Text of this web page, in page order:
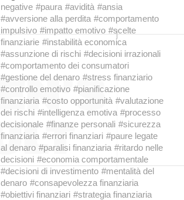
negative #paura #avidità #ansia
#avversione alla perdita #comportamento
impulsivo #impatto emotivo #scelte
finanziarie #instabilità economica
#assunzione di rischi #decisioni irrazionali
#comportamento dei consumatori
#gestione del denaro #stress finanziario
#controllo emotivo #pianificazione
finanziaria #costo opportunità #valutazione
dei rischi #intelligenza emotiva #processo
decisionale #finanze personali #sicurezza
finanziaria #errori finanziari #paure legate
al denaro #paralisi finanziaria #ritardo nelle
decisioni #economia comportamentale
#decisioni di investimento #mentalità del
denaro #consapevolezza finanziaria
#obiettivi finanziari #strategia finanziaria